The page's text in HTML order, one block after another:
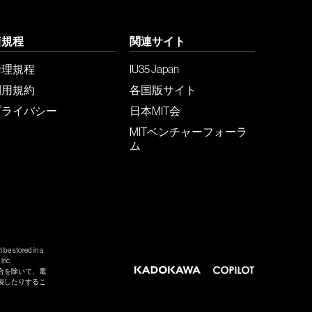
程
規程
規約
イバシー
関連サイト
IU35 Japan
各国版サイト
日本MIT会
MITベンチャーフォーラ
ム
be stored in a
を除いて、電
したりするこ